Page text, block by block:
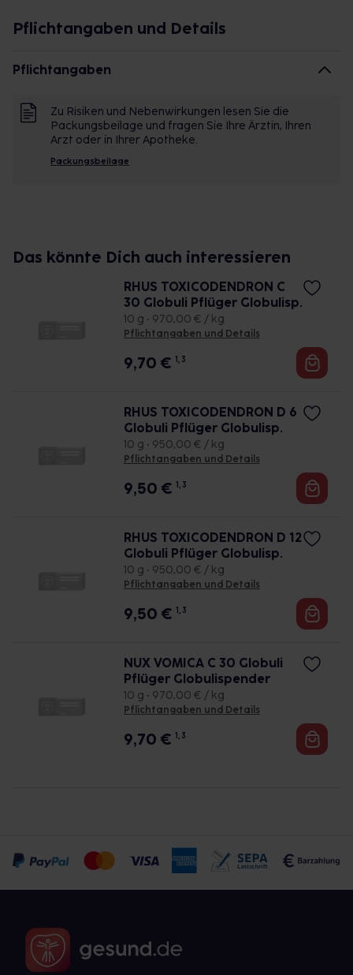
Pflichtangaben und Details
Pflichtangaben
Zu Risiken und Nebenwirkungen lesen Sie die
Packungsbeilage und fragen Sie Ihre Ärztin, Ihren
Arzt oder in Ihrer Apotheke.
Packungsbeilage
Das könnte Dich auch interessieren
RHUS TOXICODENDRON C
30 Globuli Pflüger Globulisp.
10 g • 970,00 € / kg
Pflichtangaben und Details
9,70 € 1, 3
RHUS TOXICODENDRON D 6
Globuli Pflüger Globulisp.
10 g • 950,00 € / kg
Pflichtangaben und Details
9,50 € 1, 3
RHUS TOXICODENDRON D 12
Globuli Pflüger Globulisp.
10 g • 950,00 € / kg
Pflichtangaben und Details
9,50 € 1, 3
NUX VOMICA C 30 Globuli
Pflüger Globulispender
10 g • 970,00 € / kg
Pflichtangaben und Details
9,70 € 1, 3